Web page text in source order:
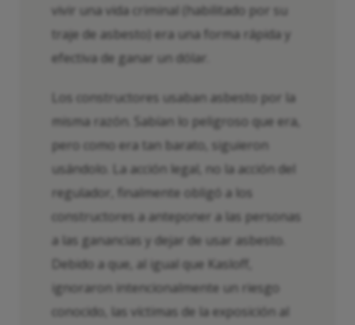
vivir una vida criminal (habilitado por su
traje de asbesto) era una forma rápida y
efectiva de ganar un dólar.
Los constructores usaban asbesto por la
misma razón. Sabían lo peligroso que era,
pero como era tan barato, siguieron
usándolo. La acción legal, no la acción del
regulador, finalmente obligó a los
constructores a anteponer a las personas
a las ganancias y dejar de usar asbesto.
Debido a que, al igual que Kasloff,
ignoraron intencionalmente un riesgo
conocido, las víctimas de la exposición al